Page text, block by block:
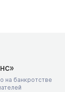
на банкротстве